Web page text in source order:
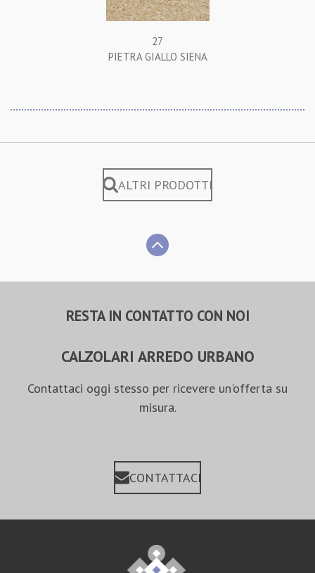
27
PIETRA GIALLO SIENA
ALTRI PRODOTTI
RESTA IN CONTATTO CON NOI
CALZOLARI ARREDO URBANO
Contattaci oggi stesso per ricevere un'offerta su
misura.
CONTATTACI